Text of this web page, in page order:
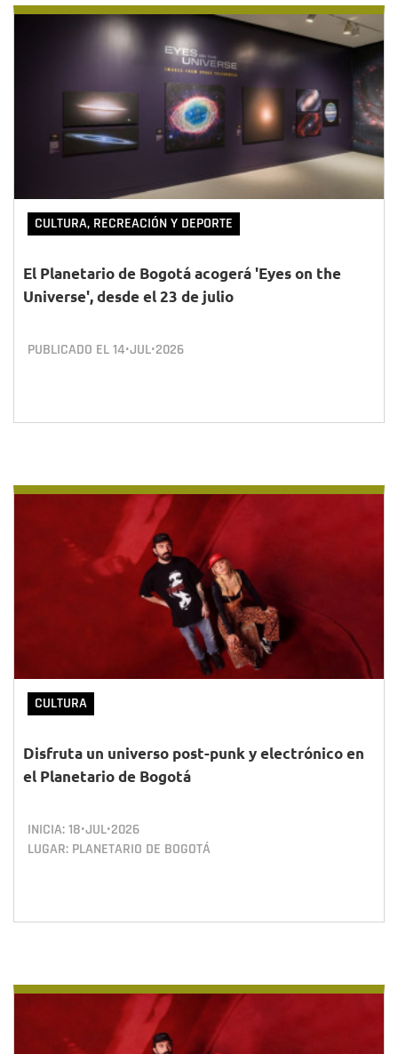
CULTURA, RECREACIÓN Y DEPORTE
El Planetario de Bogotá acogerá 'Eyes on the
Universe', desde el 23 de julio
PUBLICADO EL14•JUL•2026
CULTURA
Disfruta un universo post-punk y electrónico en
el Planetario de Bogotá
INICIA:18•JUL•2026
LUGAR: PLANETARIO DE BOGOTÁ